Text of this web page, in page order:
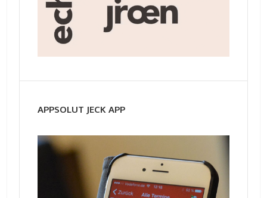
APPSOLUT JECK APP